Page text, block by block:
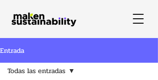
Entrada
Todas las entradas